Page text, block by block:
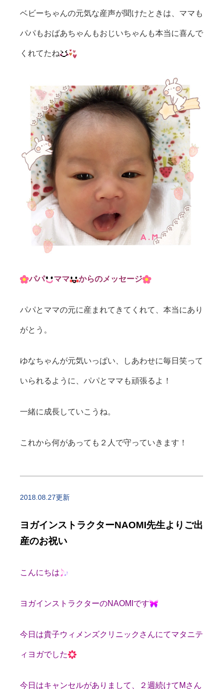
ベビーちゃんの元気な産声が聞けたときは、ママも
パパもおばあちゃんもおじいちゃんも本当に喜んで
くれてたね
パパ ママ からのメッセージ
パパとママの元に産まれてきてくれて、本当にあり
がとう。
ゆなちゃんが元気いっぱい、しあわせに毎日笑って
いられるように、パパとママも頑張るよ！
一緒に成長していこうね。
これから何があっても２人で守っていきます！
2018.08.27更新
ヨガインストラクターNAOMI先生よりご出
産のお祝い
こんにちは
ヨガインストラクターのNAOMIです
今日は貴子ウィメンズクリニックさんにてマタニテ
ィヨガでした
今日はキャンセルがありまして、２週続けてMさん